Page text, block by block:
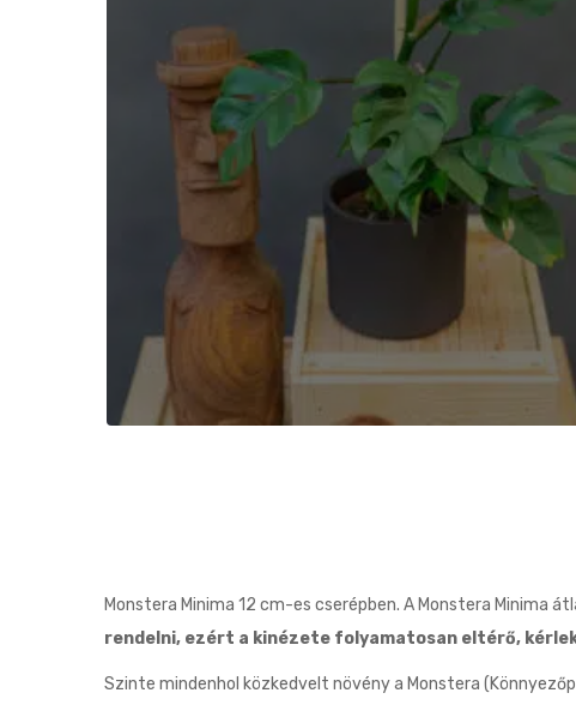
Monstera Minima 12 cm-es cserépben. A Monstera Minima
rendelni, ezért a kinézete folyamatosan eltérő,
Szinte mindenhol közkedvelt növény a Monstera